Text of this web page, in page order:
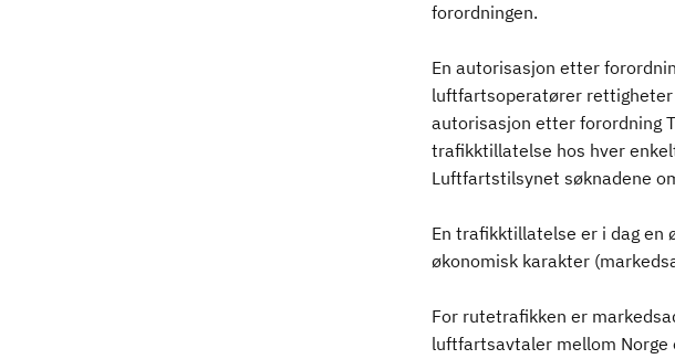
forordningen.
En autorisasjon etter
luftfartsoperatører
autorisasjon etter forordning
trafikktillatelse hos hver
Luftfartstilsynet søknadene
En trafikktillatelse er i dag en
økonomisk karakter
For rutetrafikken er
luftfartsavtaler mellom